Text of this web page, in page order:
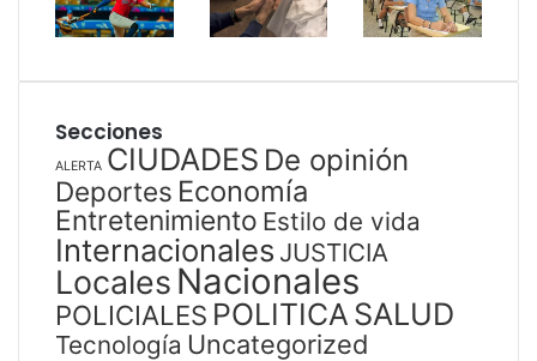
Secciones
ALERTA CIUDADES De opinión
Deportes Economía
Entretenimiento Estilo de vida
Internacionales JUSTICIA
Locales Nacionales
POLICIALES POLITICA SALUD
Tecnología Uncategorized